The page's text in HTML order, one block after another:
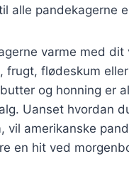
alle pandekagerne
varme med dit
frugt, flødeskum
og honning er
Uanset hvordan
vil amerikanske
en hit ved